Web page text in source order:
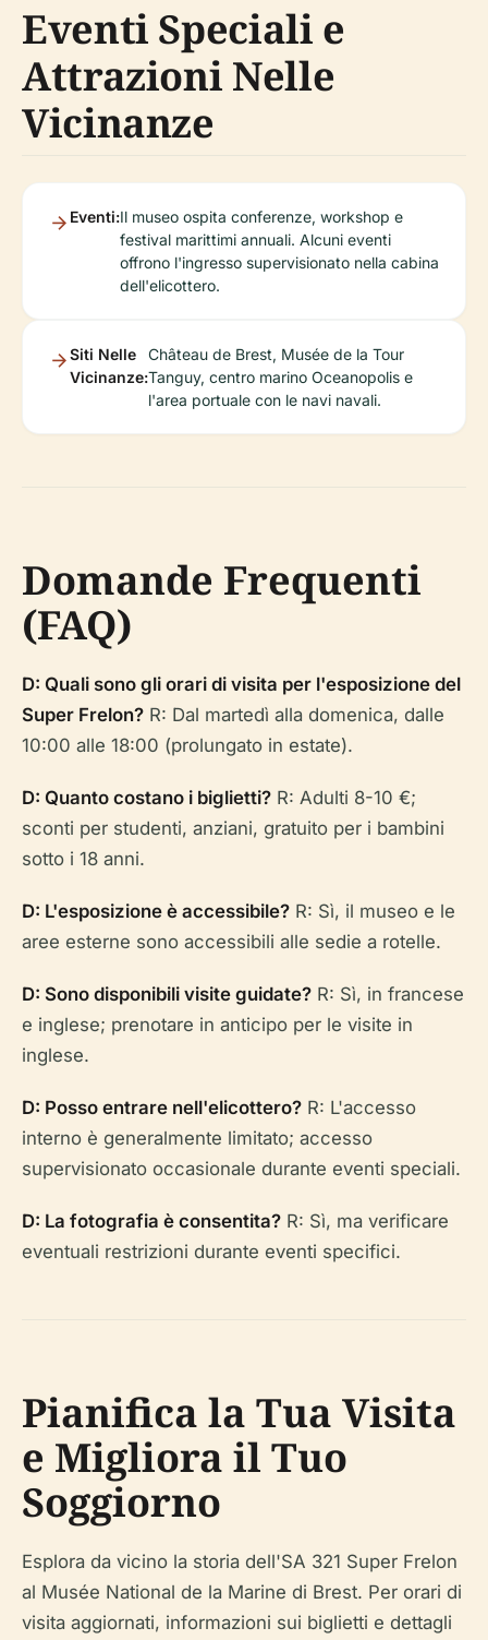
Eventi Speciali e
Attrazioni Nelle
Vicinanze
Eventi:Il museo ospita conferenze, workshop e
festival marittimi annuali. Alcuni eventi
offrono l'ingresso supervisionato nella cabina
dell'elicottero.
Siti Nelle
Vicinanze:
Château de Brest, Musée de la Tour
Tanguy, centro marino Oceanopolis e
l'area portuale con le navi navali.
Domande Frequenti
(FAQ)
D: Quali sono gli orari di visita per l'esposizione del
Super Frelon? R: Dal martedì alla domenica, dalle
10:00 alle 18:00 (prolungato in estate).
D: Quanto costano i biglietti? R: Adulti 8-10 €;
sconti per studenti, anziani, gratuito per i bambini
sotto i 18 anni.
D: L'esposizione è accessibile? R: Sì, il museo e le
aree esterne sono accessibili alle sedie a rotelle.
D: Sono disponibili visite guidate? R: Sì, in francese
e inglese; prenotare in anticipo per le visite in
inglese.
D: Posso entrare nell'elicottero? R: L'accesso
interno è generalmente limitato; accesso
supervisionato occasionale durante eventi speciali.
D: La fotografia è consentita? R: Sì, ma verificare
eventuali restrizioni durante eventi specifici.
Pianifica la Tua Visita
e Migliora il Tuo
Soggiorno
Esplora da vicino la storia dell'SA 321 Super Frelon
al Musée National de la Marine di Brest. Per orari di
visita aggiornati, informazioni sui biglietti e dettagli